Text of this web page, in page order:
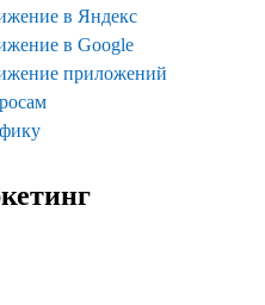
в Яндекс
в Google
приложений